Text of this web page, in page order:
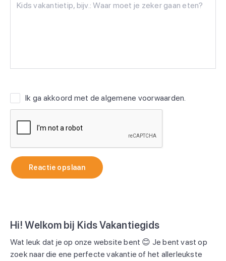
Ik ga akkoord met dealgemene voorwaarden.
Reactie opslaan
Hi! Welkom bij Kids Vakantiegids
Wat leuk dat je op onze website bent 😊 Je bent vast op
zoek naar die ene perfecte vakantie of het allerleukste